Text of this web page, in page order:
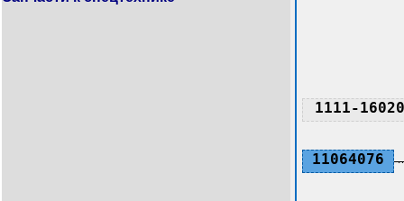
11064076
1111-